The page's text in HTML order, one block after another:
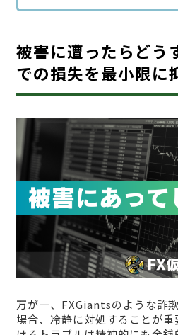
被害に遭ったらどう
での損失を最小限に
万が一、FXGiantsのような詐
場合、冷静に対処することが